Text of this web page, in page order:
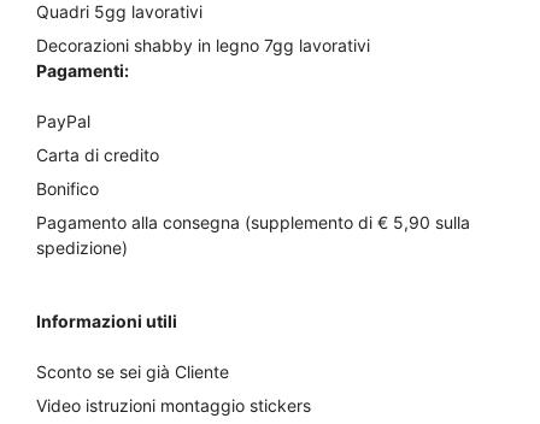
Quadri 5gg lavorativi
Decorazioni shabby in legno 7gg lavorativi
Pagamenti:
PayPal
Carta di credito
Bonifico
Pagamento alla consegna (supplemento di € 5,90 sulla
spedizione)
Informazioni utili
Sconto se sei già Cliente
Video istruzioni montaggio stickers